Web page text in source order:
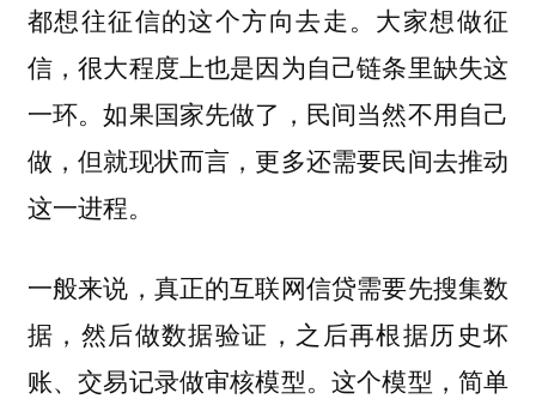
都想往征信的这个方向去走。大家想做征
信，很大程度上也是因为自己链条里缺失这
一环。如果国家先做了，民间当然不用自己
做，但就现状而言，更多还需要民间去推动
这一进程。
一般来说，真正的互联网信贷需要先搜集数
据，然后做数据验证，之后再根据历史坏
账、交易记录做审核模型。这个模型，简单